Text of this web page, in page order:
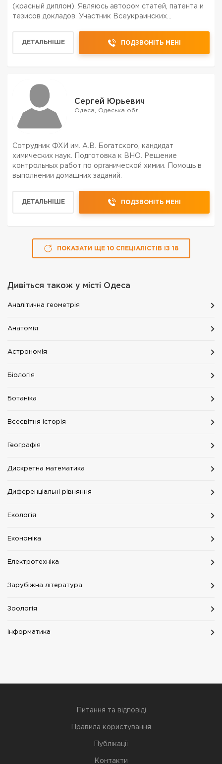
(красный диплом). Являюсь автором статей, патента и
тезисов докладов. Участник Всеукраинских
среди учеников и ст...
ДЕТАЛЬНІШЕ ПОДЗВОНІТЬ МЕНІ
Сергей Юрьевич
Одеса, Одеська обл.
Сотрудник ФХИ им. А.В. Богатского, кандидат
химических наук. Подготовка к ВНО. Решение
контрольных работ по органической химии. Помощь в
выполнении домашних заданий.
ДЕТАЛЬНІШЕ ПОДЗВОНІТЬ МЕНІ
ПОКАЗАТИ ЩЕ 10 СПЕЦІАЛІСТІВ ІЗ 18
Дивіться також у місті Одеса
Аналітична геометрія
Анатомія
Астрономія
Біологія
Ботаніка
Всесвітня історія
Географія
Дискретна математика
Диференціальні рівняння
Екологія
Економіка
Електротехніка
Зарубіжна література
Зоологія
Інформатика
Питання та відповіді
Правила користування
Публікації
Контакти